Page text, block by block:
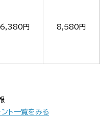
6,380円 8,580円
ント一覧をみる